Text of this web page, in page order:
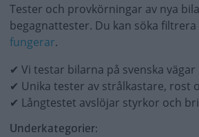
Tester och provkörningar av nya
begagnattester. Du kan söka
fungerar.
✔ Vi testar bilarna på svenska
✔ Unika tester av strålkastare, rost
✔ Långtestet avslöjar styrkor och
Underkategorier: